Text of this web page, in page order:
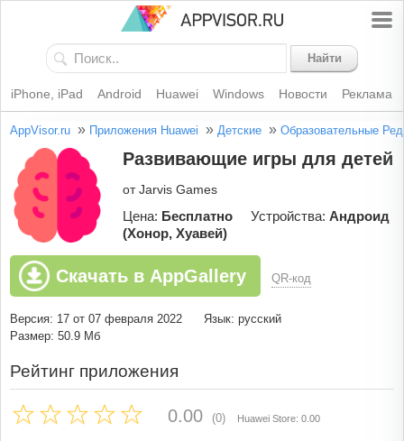
Найти
iPhone, iPad Android Huawei Windows Новости Реклама
AppVisor.ru » Приложения Huawei » Детские » Образовательные
Развивающие игры для детей
от Jarvis Games
Цена: Бесплатно Устройства: Андроид
(Хонор, Хуавей)
Скачать в AppGallery QR-код
Версия: 17 от 07 февраля 2022
Язык: русский
Размер: 50.9 Мб
Рейтинг приложения
0.00 (0) Huawei Store: 0.00